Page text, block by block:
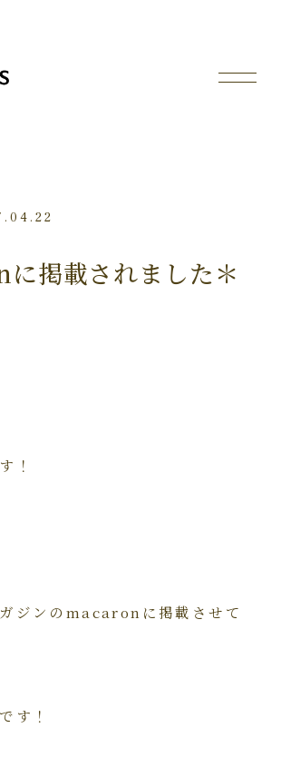
掲載されました＊
！
ジンのmacaronに掲載させて
す！